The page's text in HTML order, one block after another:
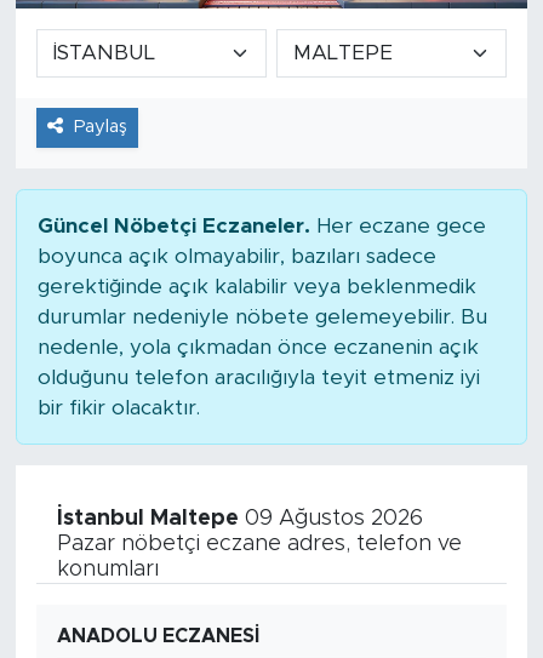
Paylaş
Güncel Nöbetçi Eczaneler. Her eczane gece
boyunca açık olmayabilir, bazıları sadece
gerektiğinde açık kalabilir veya beklenmedik
durumlar nedeniyle nöbete gelemeyebilir. Bu
nedenle, yola çıkmadan önce eczanenin açık
olduğunu telefon aracılığıyla teyit etmeniz iyi
bir fikir olacaktır.
İstanbul Maltepe 09 Ağustos 2026
Pazar nöbetçi eczane adres, telefon ve
konumları
ANADOLU ECZANESİ